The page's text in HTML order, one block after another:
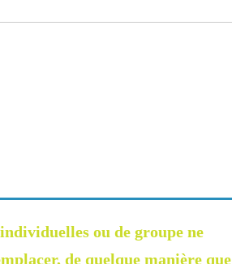
ou de groupe ne
de quelque manière que